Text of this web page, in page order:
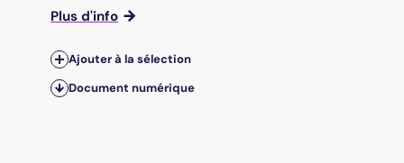
Plus d'info
Ajouter à la sélection
Document numérique